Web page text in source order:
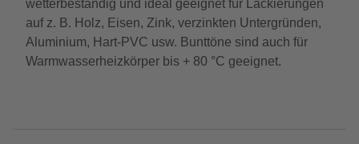
wetterbeständig und ideal geeignet für Lackierungen
auf z. B. Holz, Eisen, Zink, verzinkten Untergründen,
Aluminium, Hart-PVC usw. Bunttöne sind auch für
Warmwasserheizkörper bis + 80 °C geeignet.